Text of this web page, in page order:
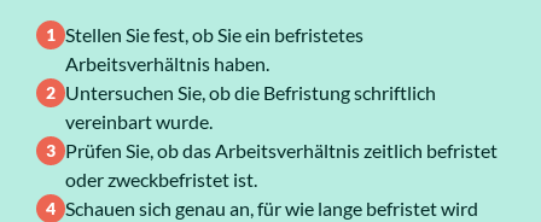
Über uns
Karriere
Stellen Sie fest, ob Sie ein befristetes
Arbeitsverhältnis haben.
Untersuchen Sie, ob die Befristung schriftlich
vereinbart wurde.
Prüfen Sie, ob das Arbeitsverhältnis zeitlich befristet
oder zweckbefristet ist.
Schauen sich genau an, für wie lange befristet wird